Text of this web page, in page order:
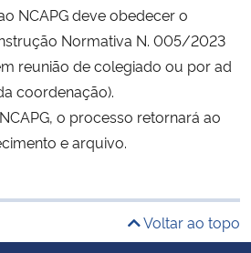
NCAPG deve obedecer o
Normativa N. 005/2023
reunião de colegiado ou por ad
coordenação).
o processo retornará ao
e arquivo.
Voltar ao topo